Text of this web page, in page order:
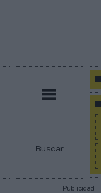
Buscar
Publicidad